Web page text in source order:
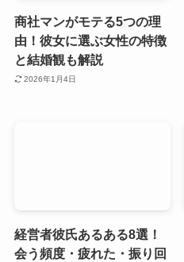
商社マンがモテる5つの理
由！彼女に選ぶ女性の特徴
と結婚観も解説
2026年1月4日
経営者彼氏あるある8選！
会う頻度・疲れた・振り回